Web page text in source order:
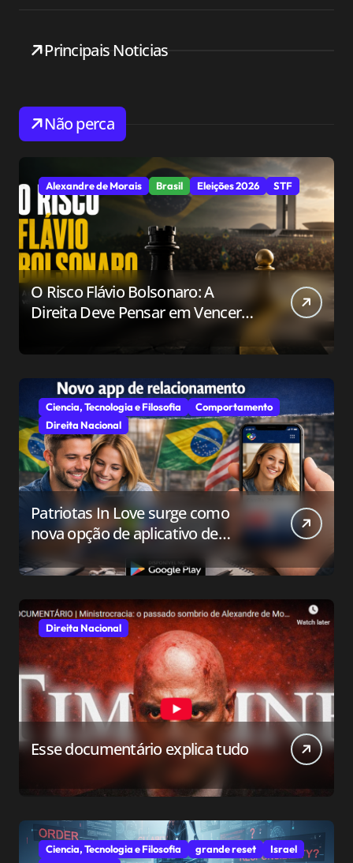
Principais Noticias
Não perca
Alexandre de Morais Brasil Eleições 2026 STF
O Risco Flávio Bolsonaro: A
Direita Deve Pensar em Vencer
Ciencia, Tecnologia e Filosofia
Comportamento
Direita Nacional
Patriotas In Love surge como
nova opção de aplicativo de
relacionamento para o público
conservador
Direita Nacional
Esse documentário explica tudo
Ciencia, Tecnologia e Filosofia grande reset
Israel